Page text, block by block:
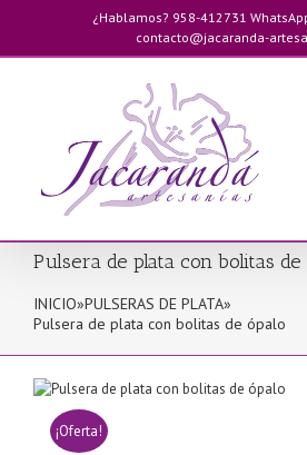
contenido
¿Hablamos? 958-412731
contacto@jacaranda-
Pulsera de plata con bolitas de
INICIO»PULSERAS DE PLATA»
Pulsera de plata con bolitas de ópalo
¡Oferta!